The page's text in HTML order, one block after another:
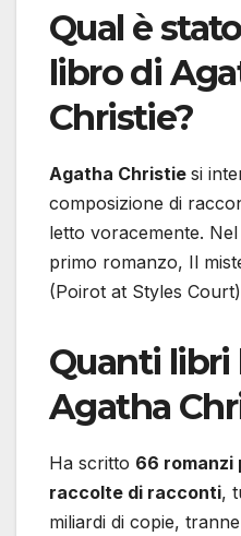
Qual è
libro di
Christie?
Agatha Christie si
composizione di
letto voracemente.
primo romanzo, Il
(Poirot at Styles
Quanti libri
Agatha
Ha scritto 66 romanzi
raccolte di racconti,
miliardi di copie,